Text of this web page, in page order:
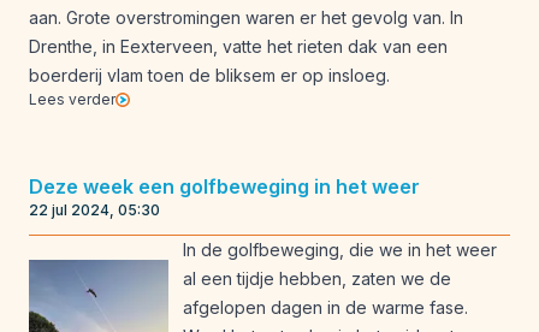
aan. Grote overstromingen waren er het gevolg van. In
Drenthe, in Eexterveen, vatte het rieten dak van een
boerderij vlam toen de bliksem er op insloeg.
Lees verder
Deze week een golfbeweging in het weer
22 jul 2024, 05:30
In de golfbeweging, die we in het weer
al een tijdje hebben, zaten we de
afgelopen dagen in de warme fase.